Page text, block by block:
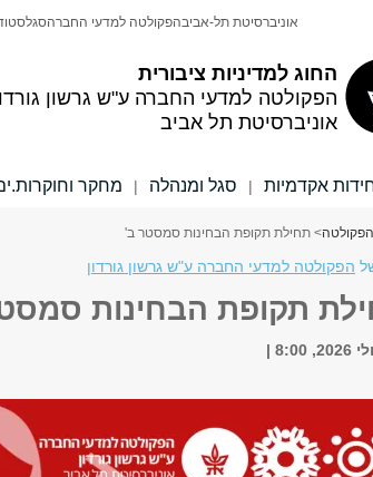
החוג למדיניות ציבורית
הפקולטה למדעי החברה ע"ש גרשון
אוניברסיטת תל אביב
אוניברסיטת תל-אביבהפקולטה למדעי החברהסגל
אקדמיות | סגל ומנהלה | מחקר
הפקולטה> תחילת תקופת הבחינות סמסטר ב'
הפקולטה למדעי החברה ע"ש גרשון גורדון
תקופת הבחינות